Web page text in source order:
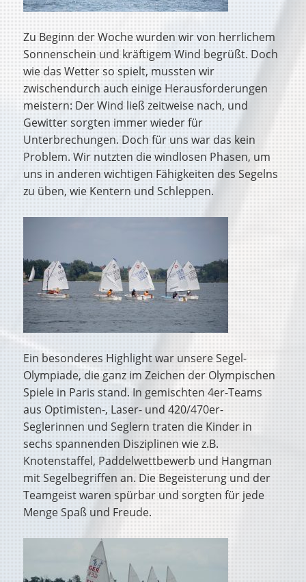
Zu Beginn der Woche wurden wir von herrlichem
Sonnenschein und kräftigem Wind begrüßt. Doch
wie das Wetter so spielt, mussten wir
zwischendurch auch einige Herausforderungen
meistern: Der Wind ließ zeitweise nach, und
Gewitter sorgten immer wieder für
Unterbrechungen. Doch für uns war das kein
Problem. Wir nutzten die windlosen Phasen, um
uns in anderen wichtigen Fähigkeiten des Segelns
zu üben, wie Kentern und Schleppen.
Ein besonderes Highlight war unsere Segel-
Olympiade, die ganz im Zeichen der Olympischen
Spiele in Paris stand. In gemischten 4er-Teams
aus Optimisten-, Laser- und 420/470er-
Seglerinnen und Seglern traten die Kinder in
sechs spannenden Disziplinen wie z.B.
Knotenstaffel, Paddelwettbewerb und Hangman
mit Segelbegriffen an. Die Begeisterung und der
Teamgeist waren spürbar und sorgten für jede
Menge Spaß und Freude.